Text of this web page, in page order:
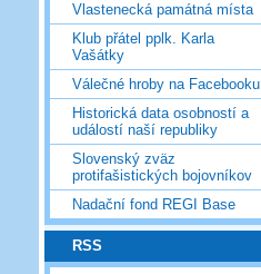
Vlastenecká památná místa
Klub přátel pplk. Karla
Vašátky
Válečné hroby na Facebooku
Historická data osobností a
událostí naší republiky
Slovenský zväz
protifašistických bojovníkov
Nadační fond REGI Base
RSS